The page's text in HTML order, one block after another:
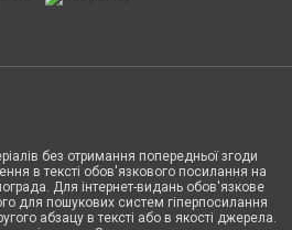
без отримання попередньої згоди
в тексті обов'язкового посилання на
Для інтернет-видань обов'язкове
для пошукових систем гіперпосилання
абзацу в тексті або в якості джерела.